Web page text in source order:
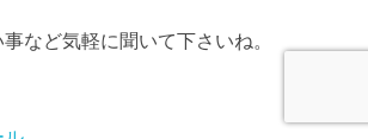
など気軽に聞いて下さいね。